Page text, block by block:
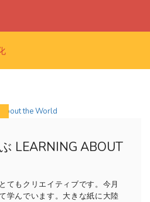
LEARNING ABOUT
てもクリエイティブです。今月
学んでいます。大きな紙に大陸